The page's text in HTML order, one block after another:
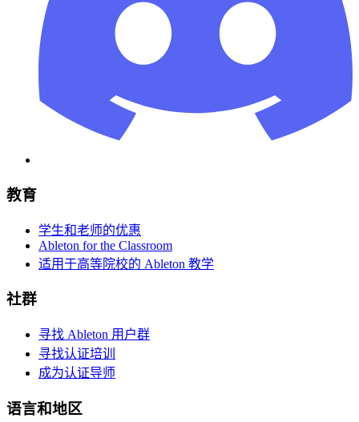
教育
学生和老师的优惠
Ableton for the Classroom
适用于高等院校的 Ableton 教学
社群
寻找 Ableton 用户群
寻找认证培训
成为认证导师
语言和地区